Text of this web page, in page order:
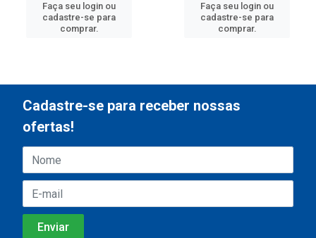
Faça seu login ou
cadastre-se para
comprar.
Faça seu login ou
cadastre-se para
comprar.
Cadastre-se para receber nossas
ofertas!